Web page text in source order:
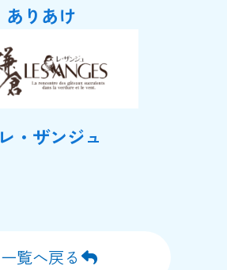
ありあけ
レ・ザンジュ
一覧へ戻る